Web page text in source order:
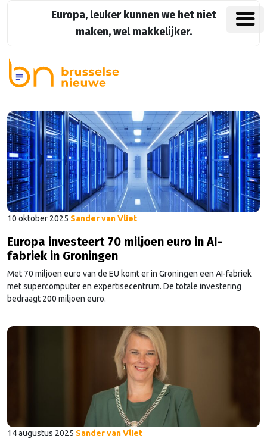
Europa, leuker kunnen we het niet
maken, wel makkelijker.
10 oktober 2025 Sander van Vliet
Europa investeert 70 miljoen euro in AI-
fabriek in Groningen
Met 70 miljoen euro van de EU komt er in Groningen een AI-fabriek
met supercomputer en expertisecentrum. De totale investering
bedraagt 200 miljoen euro.
14 augustus 2025 Sander van Vliet